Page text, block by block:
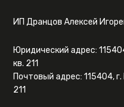
ИП Дранцов Алексей
Юридический адрес:
кв. 211
Почтовый адрес: 115404,
211